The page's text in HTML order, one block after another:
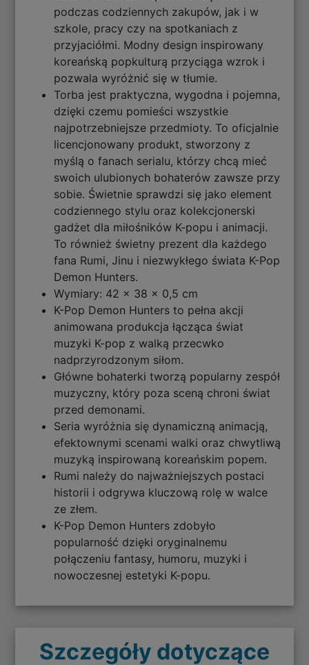
podczas codziennych zakupów, jak i w
szkole, pracy czy na spotkaniach z
przyjaciółmi. Modny design inspirowany
koreańską popkulturą przyciąga wzrok i
pozwala wyróżnić się w tłumie.
Torba jest praktyczna, wygodna i pojemna,
dzięki czemu pomieści wszystkie
najpotrzebniejsze przedmioty. To oficjalnie
licencjonowany produkt, stworzony z
myślą o fanach serialu, którzy chcą mieć
swoich ulubionych bohaterów zawsze przy
sobie. Świetnie sprawdzi się jako element
codziennego stylu oraz kolekcjonerski
gadżet dla miłośników K-popu i animacji.
To również świetny prezent dla każdego
fana Rumi, Jinu i niezwykłego świata K-Pop
Demon Hunters.
Wymiary: 42 x 38 x 0,5 cm
K-Pop Demon Hunters to pełna akcji
animowana produkcja łącząca świat
muzyki K-pop z walką przecwko
nadprzyrodzonym siłom.
Główne bohaterki tworzą popularny zespół
muzyczny, który poza sceną chroni świat
przed demonami.
Seria wyróżnia się dynamiczną animacją,
efektownymi scenami walki oraz chwytliwą
muzyką inspirowaną koreańskim popem.
Rumi należy do najważniejszych postaci
historii i odgrywa kluczową rolę w walce
ze złem.
K-Pop Demon Hunters zdobyło
popularność dzięki oryginalnemu
połączeniu fantasy, humoru, muzyki i
nowoczesnej estetyki K-popu.
Szczegóły dotyczące